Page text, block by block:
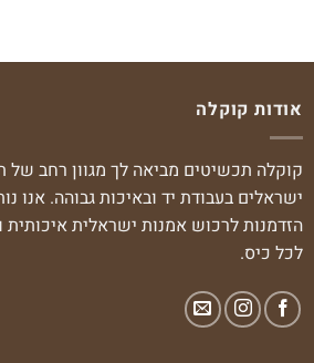
אודות קוקלה
קוקלה תכשיטים מביאה לך מגוון רחב של
ישראלים בעבודת יד ובאיכות גבוהה. אנו
הזדמנות לרכוש אמנות ישראלית איכותית
לכל כיס.